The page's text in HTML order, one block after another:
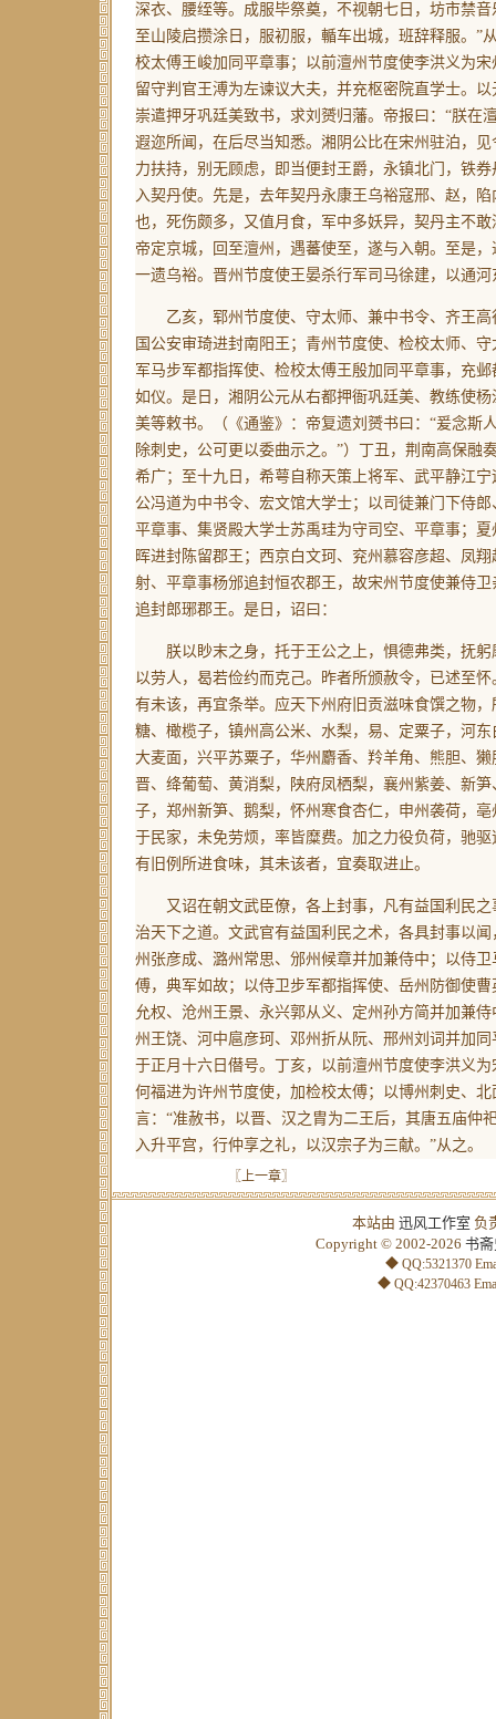
深衣、腰绖等。成服毕祭奠，不视朝七日，坊市禁
至山陵启攒涂日，服初服，輴车出城，班辞释服。”
校太傅王峻加同平章事；以前澶州节度使李洪义为
留守判官王溥为左谏议大夫，并充枢密院直学士。
崇遣押牙巩廷美致书，求刘赟归藩。帝报曰：“朕在
遐迩所闻，在后尽当知悉。湘阴公比在宋州驻泊，
力扶持，别无顾虑，即当便封王爵，永镇北门，铁
入契丹使。先是，去年契丹永康王乌裕寇邢、赵，
也，死伤颇多，又值月食，军中多妖异，契丹主不
帝定京城，回至澶州，遇蕃使至，遂与入朝。至是
一遗乌裕。晋州节度使王晏杀行军司马徐建，以通河
乙亥，郓州节度使、守太师、兼中书令、齐王高
国公安审琦进封南阳王；青州节度使、检校太师、
军马步军都指挥使、检校太傅王殷加同平章事，充
如仪。是日，湘阴公元从右都押衙巩廷美、教练使
美等敕书。
（《通鉴》：帝复遗刘赟书曰：“爰念
除刺史，公可更以委曲示之。”） 丁丑，荆南高保融
希广；至十九日，希萼自称天策上将军、武平静江
公冯道为中书令、宏文馆大学士；以司徒兼门下侍
平章事、集贤殿大学士苏禹珪为守司空、平章事；
晖进封陈留郡王；西京白文珂、兖州慕容彦超、凤
射、平章事杨邠追封恒农郡王，故宋州节度使兼侍
追封郎琊郡王。是日，诏曰：
朕以眇末之身，托于王公之上，惧德弗类，抚躬
以劳人，曷若俭约而克己。昨者所颁赦令，已述至
有未该，再宜条举。应天下州府旧贡滋味食馔之物
糖、橄榄子，镇州高公米、水梨，易、定粟子，河
大麦面，兴平苏粟子，华州麝香、羚羊角、熊胆、
晋、绛葡萄、黄消梨，陕府凤栖梨，襄州紫姜、新
子，郑州新笋、鹅梨，怀州寒食杏仁，申州袭荷，
于民家，未免劳烦，率皆糜费。加之力役负荷，驰
有旧例所进食味，其未该者，宜奏取进止。
又诏在朝文武臣僚，各上封事，凡有益国利民之
治天下之道。文武官有益国利民之术，各具封事以
州张彦成、潞州常思、邠州候章并加兼侍中；以侍
傅，典军如故；以侍卫步军都指挥使、岳州防御使
允权、沧州王景、永兴郭从义、定州孙方简并加兼
州王饶、河中扈彦珂、邓州折从阮、邢州刘词并加
于正月十六日僣号。丁亥，以前澶州节度使李洪义
何福进为许州节度使，加检校太傅；以博州刺史、
言：“准赦书，以晋、汉之胄为二王后，其唐五庙仲
入升平宫，行仲享之礼，以汉宗子为三献。”从之。
〖上一章〗
本站由 迅风工作室 负
Copyright © 2002-2026 书
◆ QQ:5321370
◆ QQ:42370463